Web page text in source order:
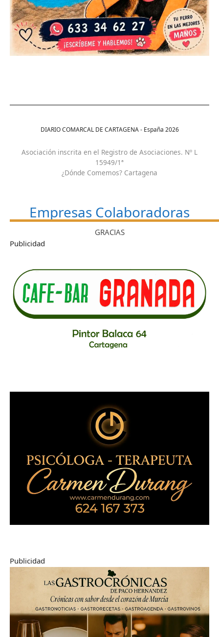
DIARIO COMARCAL DE CARTAGENA - España 2026
Asociación inscrita en el Registro de Asociaciones. Nº L
15949/1ª
¿Dónde Comemos? Cartagena
Empresas Colaboradoras
GRACIAS
Publicidad
Publicidad